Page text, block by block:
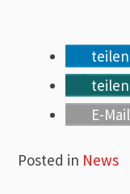
teilen
teilen
E-Mail
Posted in News